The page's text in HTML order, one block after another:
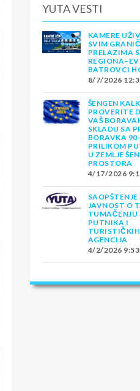
YUTA VESTI
KAMERE
SVIM
PRELAZIMA
BATROVCI
8/7/2026
ŠENGEN
PROVERITE
VAŠ
SKLADU SA
BORAVKA
PRILIKOM
U ZEMLJE
PROSTORA
4/17/2026
JAVNOST O
TUMAČENJU
PUTNIKA I
TURISTIČKIH
AGENCIJA
4/2/2026